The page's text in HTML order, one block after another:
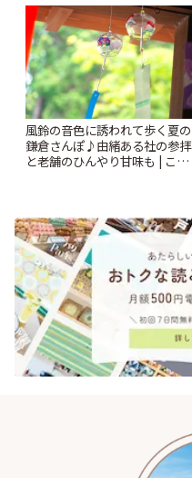
風鈴の音色に誘われて歩く夏の
鎌倉さんぽ♪由緒ある社の参拝
と老舗のひんやり甘味も | こと